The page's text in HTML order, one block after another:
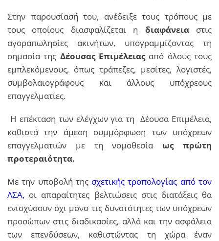
Στην παρουσίασή του, ανέδειξε τους τρόπους με
τους οποίους διασφαλίζεται η διαφάνειαστις
αγοραπωλησίες ακινήτων, υπογραμμίζοντας τη
σημασία της Δέουσας Επιμέλειαςαπό όλους τους
εμπλεκόμενους, όπως τράπεζες, μεσίτες, λογιστές,
συμβολαιογράφους και άλλους υπόχρεους
επαγγελματίες.
Η επέκταση των ελέγχων για τη Δέουσα Επιμέλεια,
καθιστά την άμεση συμμόρφωση των υπόχρεων
επαγγελματιών με τη νομοθεσία ως πρώτη
προτεραιότητα.
Με την υποβολή της σχετικής τροπολογίας από τον
ΛΣΑ, οι απαραίτητες βελτιώσεις στις διατάξεις θα
ενισχύσουν όχι μόνο τις δυνατότητες των υπόχρεων
προσώπων στις διαδικασίες, αλλά και την ασφάλεια
των επενδύσεων, καθιστώντας τη χώρα έναν